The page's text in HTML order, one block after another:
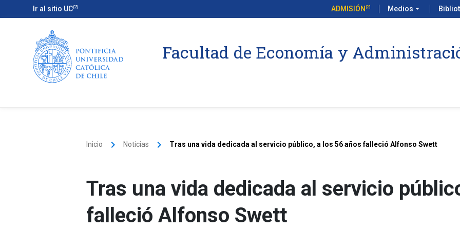
Ir al sitio UC ADMISIÓN Medios arrow_drop_down
Facultad de Economía y
Inicio keyboard_arrow_right Noticias keyboard_arrow_right Tras una vida dedicada al servicio público, a los 56 años falleció Alfonso Swett
Tras una vida dedicada al servicio
falleció Alfonso Swett